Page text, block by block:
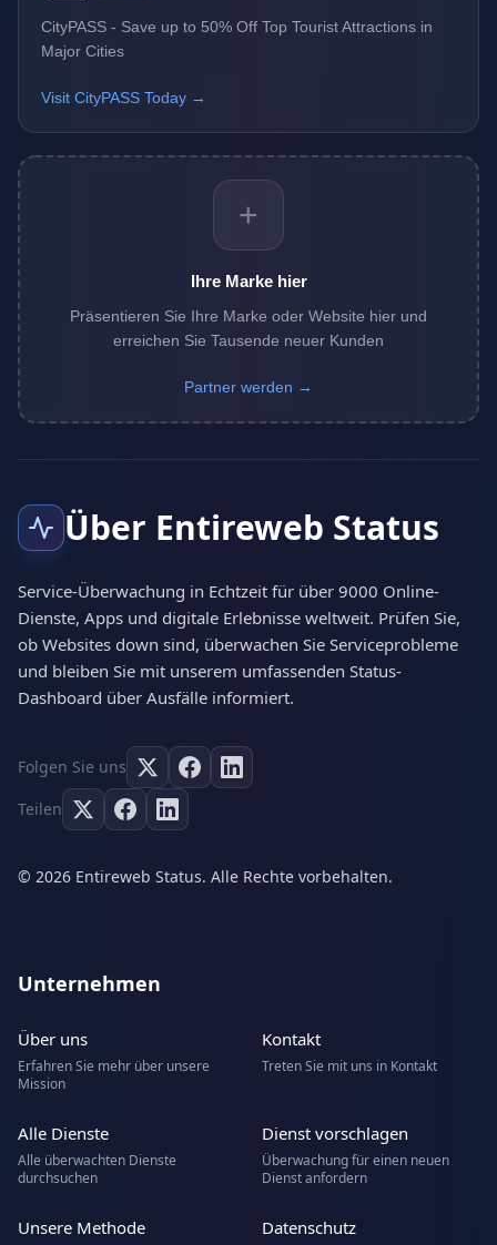
CityPASS - Save up to 50% Off Top Tourist Attractions in
Major Cities
Visit CityPASS Today →
+
Ihre Marke hier
Präsentieren Sie Ihre Marke oder Website hier und
erreichen Sie Tausende neuer Kunden
Partner werden →
Über Entireweb Status
Service-Überwachung in Echtzeit für über 9000 Online-
Dienste, Apps und digitale Erlebnisse weltweit. Prüfen Sie,
ob Websites down sind, überwachen Sie Serviceprobleme
und bleiben Sie mit unserem umfassenden Status-
Dashboard über Ausfälle informiert.
Folgen Sie uns
Teilen
© 2026 Entireweb Status. Alle Rechte vorbehalten.
Unternehmen
Über uns
Erfahren Sie mehr über unsere
Mission
Kontakt
Treten Sie mit uns in Kontakt
Alle Dienste
Alle überwachten Dienste
durchsuchen
Dienst vorschlagen
Überwachung für einen neuen
Dienst anfordern
Unsere Methode Datenschutz